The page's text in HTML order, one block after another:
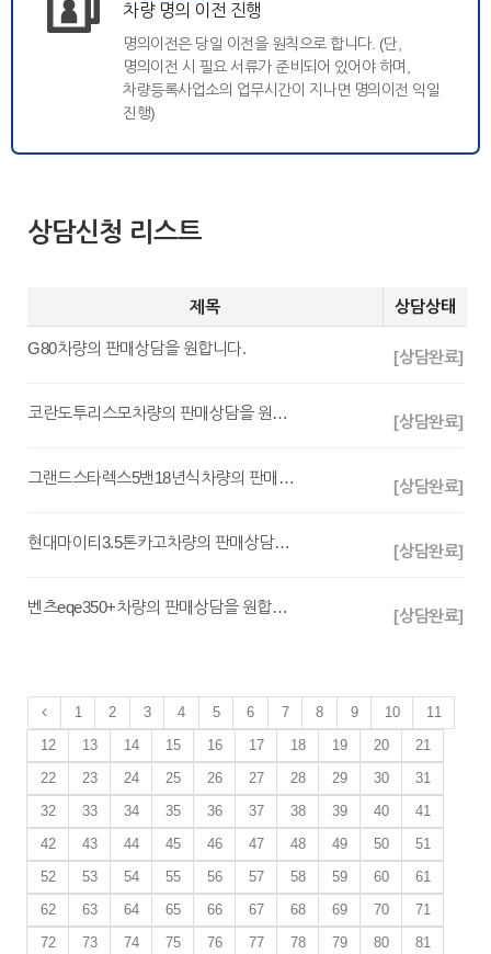
차량 명의 이전 진행
명의이전은 당일 이전을 원칙으로 합니다. (단,
명의이전 시 필요 서류가 준비되어 있어야 하며,
차량등록사업소의 업무시간이 지나면 명의이전 익일
진행)
상담신청 리스트
제목 상담상태
G80차량의 판매상담을 원합니다. [상담완료]
코란도투리스모차량의 판매상담을 원합니다. [상담완료]
그랜드스타렉스5밴18년식차량의 판매상담을 원합니다. [상담완료]
현대마이티3.5톤카고차량의 판매상담을 원합니다. [상담완료]
벤츠eqe350+차량의 판매상담을 원합니다. [상담완료]
1 2 3 4 5 6 7 8 9 10
11
12
13 14 15 16 17 18 19 20
21
22
23 24 25 26 27 28 29 30
31
32
33 34 35 36 37 38 39 40
41
42
43 44 45 46 47 48 49 50
51
52
53 54 55 56 57 58 59 60
61
62
63 64 65 66 67 68 69 70
71
72
73 74 75 76 77 78 79 80 81